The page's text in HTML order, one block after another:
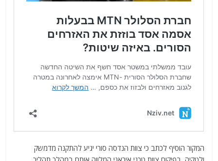
המקור הוסיף לכתב כי צוות הנדסה סורי יגיע להתקנה מדמשק